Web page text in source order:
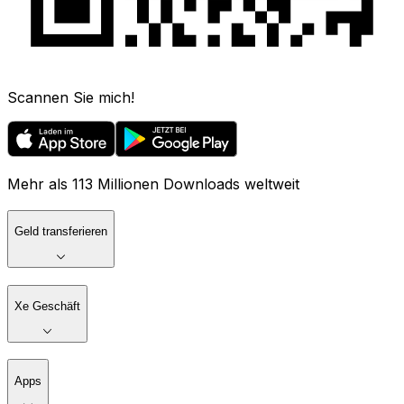
Scannen Sie mich!
Mehr als 113 Millionen Downloads weltweit
Geld transferieren
Xe Geschäft
Apps